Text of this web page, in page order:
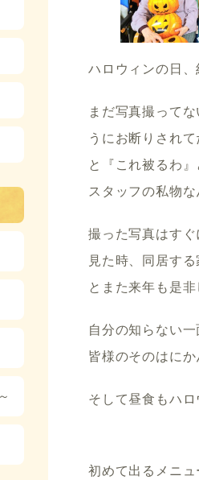
ハロウィンの日、
まだ写真撮って
うにお断りされ
と『これ被るわ
スタッフの私物
撮った写真はす
見た時、同居す
とまた来年も是
自分の知らない
皆様のそのはに
そして昼食もハ
初めて出るメニュ